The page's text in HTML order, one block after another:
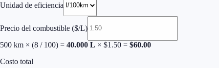
Unidad de eficiencia
Precio del combustible ($/L)
500 km × (8 / 100) = 40.000 L × $1.50 = $60.00
Costo total